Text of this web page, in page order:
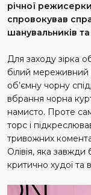
річної
спровокував
шанувальників
Для заходу зірка
білий мереживний
об’ємну чорну
вбрання чорна
намисто. Проте
торс і
тривожних
Олівія, яка
критично худої та